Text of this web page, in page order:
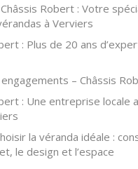
Robert : Votre
à Verviers
: Plus de 20 ans
– Châssis
: Une entreprise locale
la véranda idéale :
le design et l’espace